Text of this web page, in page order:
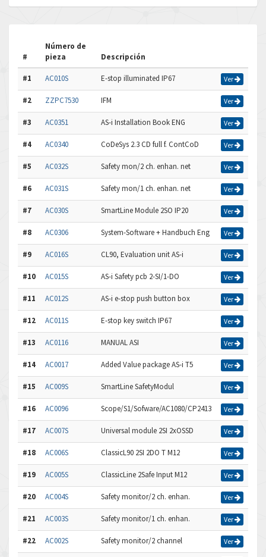
#
Número de
pieza
Descripción
#1 AC010S E-stop illuminated IP67 Ver
#2 ZZPC7530 IFM Ver
#3 AC0351 AS-i Installation Book ENG Ver
#4 AC0340 CoDeSys 2.3 CD full f. ContCoD Ver
#5 AC032S Safety mon/2 ch. enhan. net Ver
#6 AC031S Safety mon/1 ch. enhan. net Ver
#7 AC030S SmartLine Module 2SO IP20 Ver
#8 AC0306 System-Software + Handbuch Eng Ver
#9 AC016S CL90, Evaluation unit AS-i Ver
#10 AC015S AS-i Safety pcb 2-SI/1-DO Ver
#11 AC012S AS-i e-stop push button box Ver
#12 AC011S E-stop key switch IP67 Ver
#13 AC0116 MANUAL ASI Ver
#14 AC0017 Added Value package AS-i T5 Ver
#15 AC009S SmartLine SafetyModul Ver
#16 AC0096 Scope/S1/Sofware/AC1080/CP2413 Ver
#17 AC007S Universal module 2SI 2xOSSD Ver
#18 AC006S ClassicL90 2SI 2DO T M12 Ver
#19 AC005S ClassicLine 2Safe Input M12 Ver
#20 AC004S Safety monitor/2 ch. enhan. Ver
#21 AC003S Safety monitor/1 ch. enhan. Ver
#22 AC002S Safety monitor/2 channel Ver